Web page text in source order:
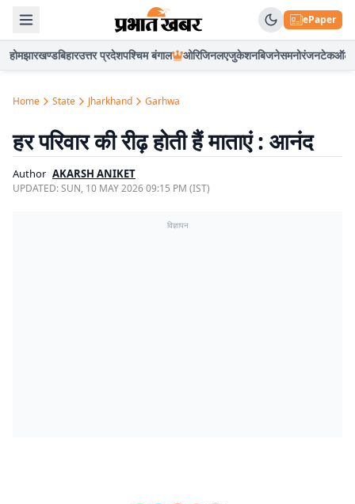
ePaper
होमझारखण्डबिहारउत्तर प्रदेशपश्चिम बंगाल ओरिजिनलएजुकेशनबिजनेसमनोरंजनटेकऑटो
Home State Jharkhand Garhwa
हर परिवार की रीढ़ होती हैं माताएं : आनंद
Author AKARSH ANIKET
UPDATED:SUN, 10 MAY 2026 09:15 PM (IST)
विज्ञापन